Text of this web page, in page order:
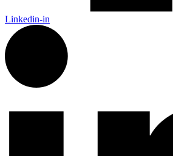
Linkedin-in